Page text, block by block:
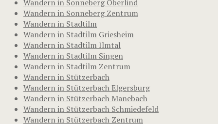
Wandern in Sonneberg Oberlind
Wandern in Sonneberg Zentrum
Wandern in Stadtilm
Wandern in Stadtilm Griesheim
Wandern in Stadtilm Ilmtal
Wandern in Stadtilm Singen
Wandern in Stadtilm Zentrum
Wandern in Stützerbach
Wandern in Stützerbach Elgersburg
Wandern in Stützerbach Manebach
Wandern in Stützerbach Schmiedefeld
Wandern in Stützerbach Zentrum